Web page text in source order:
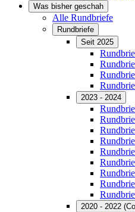
Was bisher geschah
Alle Rundbriefe
Rundbriefe
Seit 2025
2023 - 2024
2020 - 2022